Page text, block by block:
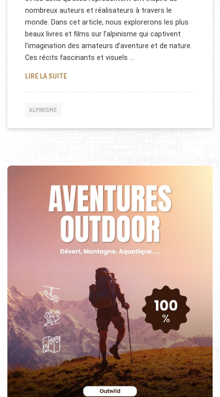
nombreux auteurs et réalisateurs à travers le
monde. Dans cet article, nous explorerons les plus
beaux livres et films sur l’alpinisme qui captivent
l’imagination des amateurs d’aventure et de nature.
Ces récits fascinants et visuels …
LIRE LA SUITELES PLUS BEAUX LIVRES ET FILMS SUR
ALPINISME